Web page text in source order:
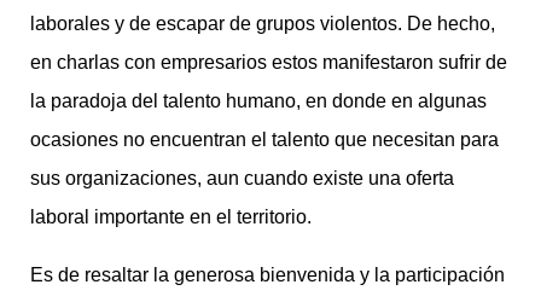
laborales y de escapar de grupos violentos. De hecho,
en charlas con empresarios estos manifestaron sufrir de
la paradoja del talento humano, en donde en algunas
ocasiones no encuentran el talento que necesitan para
sus organizaciones, aun cuando existe una oferta
laboral importante en el territorio.
Es de resaltar la generosa bienvenida y la participación